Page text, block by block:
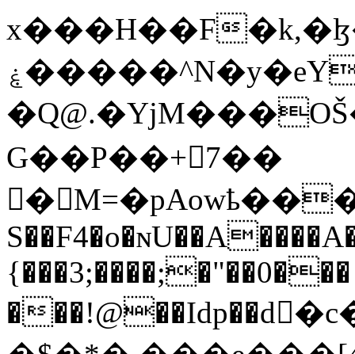
x���H��F
ۼ�����^N�y�eY/
G��P��+7��
�
{���3;����;�"��0���
�